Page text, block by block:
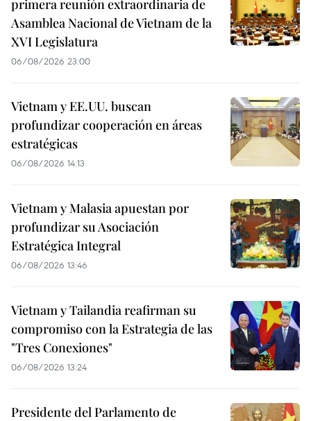
primera reunión extraordinaria de
Asamblea Nacional de Vietnam de la
XVI Legislatura
06/08/2026 23:00
Vietnam y EE.UU. buscan
profundizar cooperación en áreas
estratégicas
06/08/2026 14:13
Vietnam y Malasia apuestan por
profundizar su Asociación
Estratégica Integral
06/08/2026 13:46
Vietnam y Tailandia reafirman su
compromiso con la Estrategia de las
"Tres Conexiones"
06/08/2026 13:24
Presidente del Parlamento de